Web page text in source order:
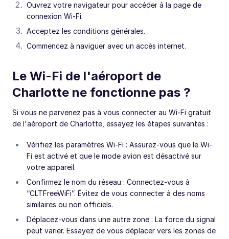
Ouvrez votre navigateur pour accéder à la page de
connexion Wi-Fi.
Acceptez les conditions générales.
Commencez à naviguer avec un accès internet.
Le Wi-Fi de l'aéroport de
Charlotte ne fonctionne pas ?
Si vous ne parvenez pas à vous connecter au Wi-Fi gratuit
de l'aéroport de Charlotte, essayez les étapes suivantes :
Vérifiez les paramètres Wi-Fi : Assurez-vous que le Wi-
Fi est activé et que le mode avion est désactivé sur
votre appareil.
Confirmez le nom du réseau : Connectez-vous à
“CLTFreeWiFi”. Évitez de vous connecter à des noms
similaires ou non officiels.
Déplacez-vous dans une autre zone : La force du signal
peut varier. Essayez de vous déplacer vers les zones de